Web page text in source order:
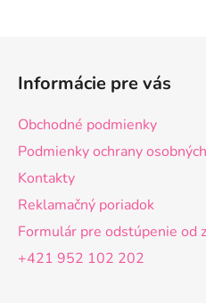
Informácie pre vás
Obchodné podmienky
Podmienky ochrany
Kontakty
Reklamačný poriadok
Formulár pre odstúpenie od
+421 952 102 202